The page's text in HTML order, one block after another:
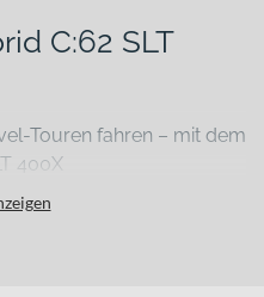
C:62 SLT
Touren fahren – mit dem
400X
genießen, aber bei